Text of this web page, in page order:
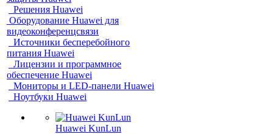
Решения Huawei
Оборудование Huawei для
видеоконференцсвязи
Источники бесперебойного
питания Huawei
Лицензии и программное
обеспечение Huawei
Мониторы и LED-панели Huawei
Ноутбуки Huawei
Huawei KunLun